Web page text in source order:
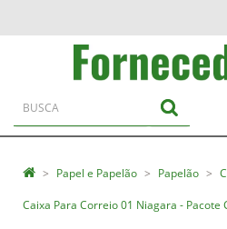
Papel e Papelão Papelão
Caixa Para Correio 01 Niagara - Pacote